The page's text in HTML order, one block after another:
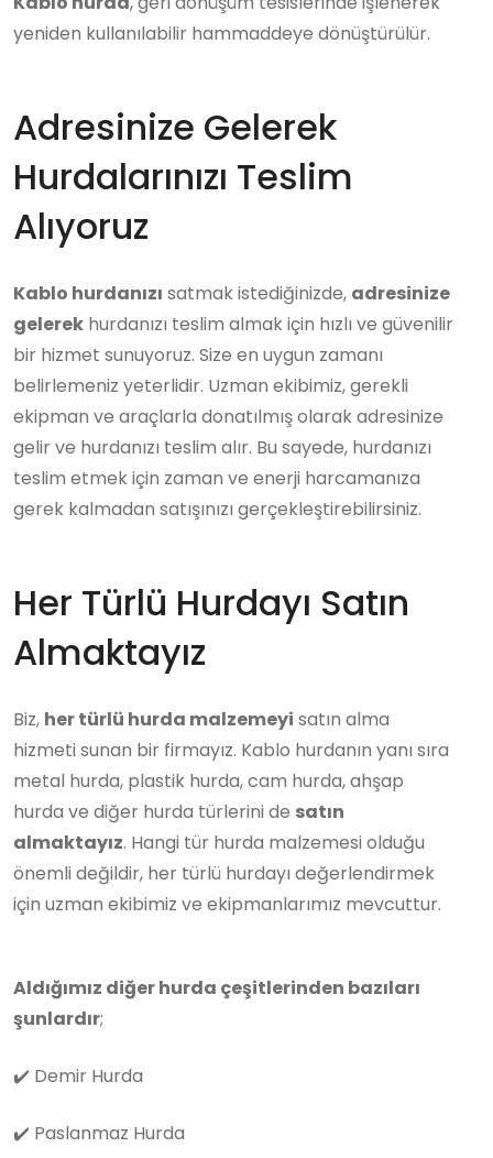
yeniden kullanılabilir hammaddeye dönüştürülür.
Adresinize Gelerek
Hurdalarınızı Teslim
Alıyoruz
Kablo hurdanızı satmak istediğinizde, adresinize
gelerek hurdanızı teslim almak için hızlı ve güvenilir
bir hizmet sunuyoruz. Size en uygun zamanı
belirlemeniz yeterlidir. Uzman ekibimiz, gerekli
ekipman ve araçlarla donatılmış olarak adresinize
gelir ve hurdanızı teslim alır. Bu sayede, hurdanızı
teslim etmek için zaman ve enerji harcamanıza
gerek kalmadan satışınızı gerçekleştirebilirsiniz.
Her Türlü Hurdayı Satın
Almaktayız
Biz, her türlü hurda malzemeyi satın alma
hizmeti sunan bir firmayız. Kablo hurdanın yanı sıra
metal hurda, plastik hurda, cam hurda, ahşap
hurda ve diğer hurda türlerini de satın
almaktayız. Hangi tür hurda malzemesi olduğu
önemli değildir, her türlü hurdayı değerlendirmek
için uzman ekibimiz ve ekipmanlarımız mevcuttur.
Aldığımız diğer hurda çeşitlerinden bazıları
şunlardır;
✔️ Demir Hurda
✔️ Paslanmaz Hurda